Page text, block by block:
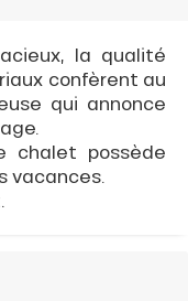
la qualité
confèrent au
qui annonce
chalet possède
vacances.